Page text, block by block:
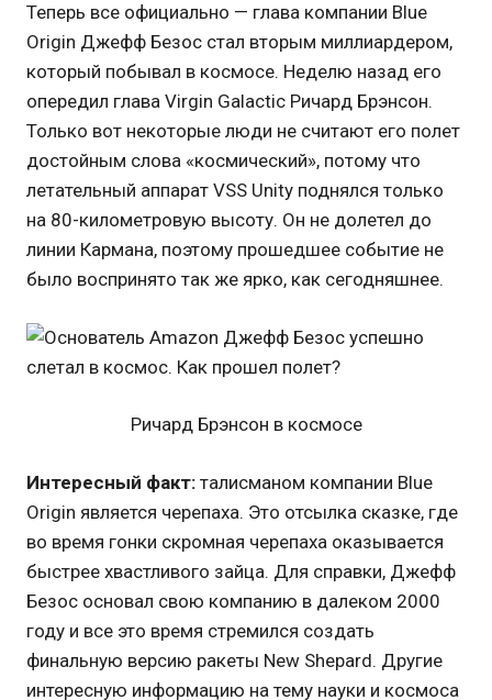
Теперь все официально — глава компании Blue
Origin Джефф Безос стал вторым миллиардером,
который побывал в космосе. Неделю назад его
опередил глава Virgin Galactic Ричард Брэнсон.
Только вот некоторые люди не считают его полет
достойным слова «космический», потому что
летательный аппарат VSS Unity поднялся только
на 80-километровую высоту. Он не долетел до
линии Кармана, поэтому прошедшее событие не
было воспринято так же ярко, как сегодняшнее.
Ричард Брэнсон в космосе
Интересный факт: талисманом компании Blue
Origin является черепаха. Это отсылка сказке, где
во время гонки скромная черепаха оказывается
быстрее хвастливого зайца. Для справки, Джефф
Безос основал свою компанию в далеком 2000
году и все это время стремился создать
финальную версию ракеты New Shepard. Другие
интересную информацию на тему науки и космоса